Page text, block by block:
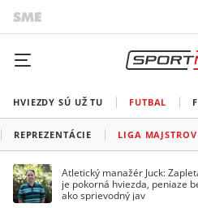
HVIEZDY SÚ UŽ TU FUTBAL
REPREZENTÁCIE LIGA MAJSTROV
Atletický manažér Juck:
je pokorná hviezda, peniaze
ako sprievodný jav